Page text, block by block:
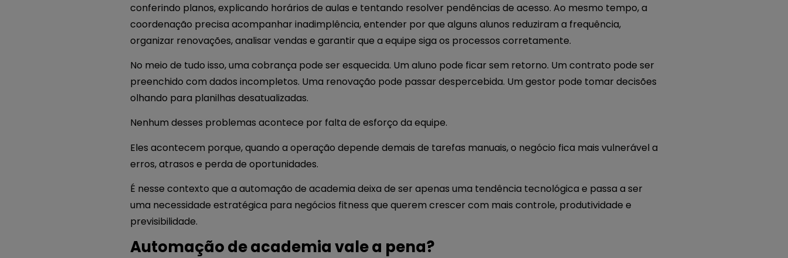
conferindo planos, explicando horários de aulas e tentando resolver pendências de acesso. Ao mesmo tempo, a
coordenação precisa acompanhar inadimplência, entender por que alguns alunos reduziram a frequência,
organizar renovações, analisar vendas e garantir que a equipe siga os processos corretamente.
No meio de tudo isso, uma cobrança pode ser esquecida. Um aluno pode ficar sem retorno. Um contrato pode ser
preenchido com dados incompletos. Uma renovação pode passar despercebida. Um gestor pode tomar decisões
olhando para planilhas desatualizadas.
Nenhum desses problemas acontece por falta de esforço da equipe.
Eles acontecem porque, quando a operação depende demais de tarefas manuais, o negócio fica mais vulnerável a
erros, atrasos e perda de oportunidades.
É nesse contexto que a automação de academia deixa de ser apenas uma tendência tecnológica e passa a ser
uma necessidade estratégica para negócios fitness que querem crescer com mais controle, produtividade e
previsibilidade.
Automação de academia vale a pena?